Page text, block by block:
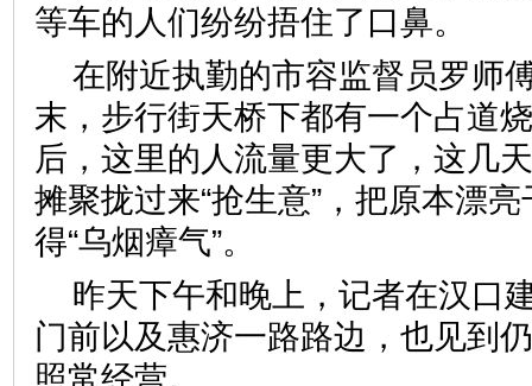
等车的人们纷纷捂住了口鼻
在附近执勤的市容监督员罗师
末，步行街天桥下都有一个占道
后，这里的人流量更大了，这几
摊聚拢过来“抢生意”，把原本漂
得“乌烟瘴气”。
昨天下午和晚上，记者在汉口
门前以及惠济一路路边，也见到